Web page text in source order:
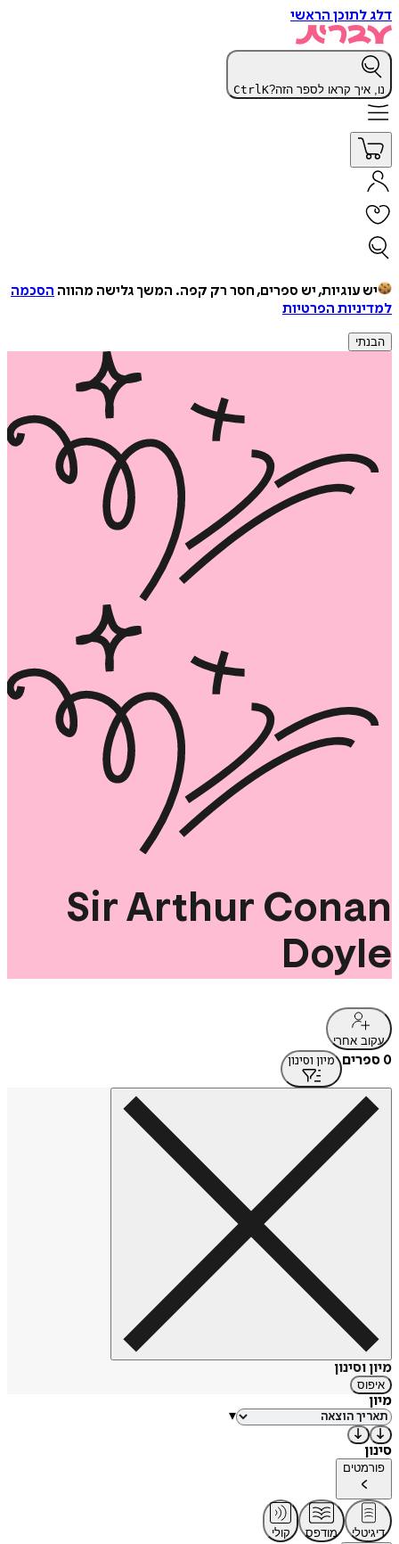
דלג לתוכן הראשי
נו, איך קראו לספר הזה? CtrlK
יש עוגיות, יש ספרים, חסר רק קפה. המשך גלישה מהווה הסכמה
למדיניות הפרטיות
הבנתי
SirArthur Conan
Doyle
עקוב אחרי
0 ספרים מיון וסינון
מיון וסינון
איפוס
מיון
▾
סינון
פורמטים
דיגיטלי מודפס
קולי